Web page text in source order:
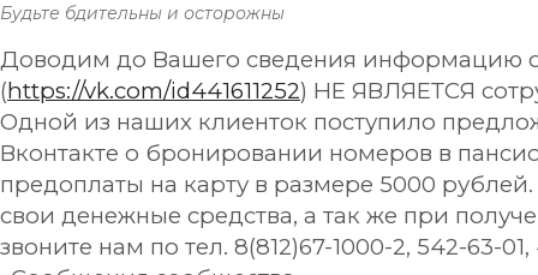
Будьте бдительны и осторожны
Доводим до Вашего сведения информацию
(https://vk.com/id441611252) НЕ ЯВЛЯЕТСЯ
Одной из наших клиенток поступило
Вконтакте о бронировании номеров в
предоплаты на карту в размере 5000
свои денежные средства, а так же при
звоните нам по тел. 8(812)67-1000-2, 542-63-